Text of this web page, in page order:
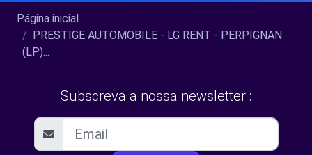
Página inicial
PRESTIGE AUTOMOBILE - LG RENT - PERPIGNAN
(LP)...
Subscreva a nossa newsletter :